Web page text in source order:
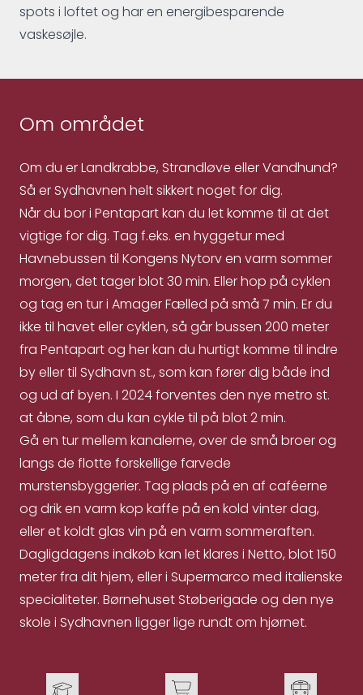
spots i loftet og har en energibesparende
vaskesøjle.
Om området
Om du er Landkrabbe, Strandløve eller Vandhund?
Så er Sydhavnen helt sikkert noget for dig.
Når du bor i Pentapart kan du let komme til at det
vigtige for dig. Tag f.eks. en hyggetur med
Havnebussen til Kongens Nytorv en varm sommer
morgen, det tager blot 30 min. Eller hop på cyklen
og tag en tur i Amager Fælled på små 7 min. Er du
ikke til havet eller cyklen, så går bussen 200 meter
fra Pentapart og her kan du hurtigt komme til indre
by eller til Sydhavn st., som kan fører dig både ind
og ud af byen. I 2024 forventes den nye metro st.
at åbne, som du kan cykle til på blot 2 min.
Gå en tur mellem kanalerne, over de små broer og
langs de flotte forskellige farvede
murstensbyggerier. Tag plads på en af caféerne
og drik en varm kop kaffe på en kold vinter dag,
eller et koldt glas vin på en varm sommeraften.
Dagligdagens indkøb kan let klares i Netto, blot 150
meter fra dit hjem, eller i Supermarco med italienske
specialiteter. Børnehuset Støberigade og den nye
skole i Sydhavnen ligger lige rundt om hjørnet.